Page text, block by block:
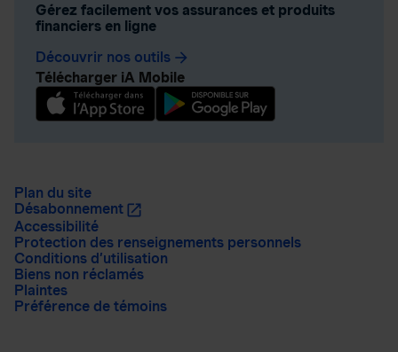
Gérez facilement vos assurances et produits
financiers en ligne
Découvrir nos outils arrow_forward
Télécharger iA Mobile
Plan du site
Désabonnement
Accessibilité
Protection des renseignements personnels
Conditions d’utilisation
Biens non réclamés
Plaintes
Préférence de témoins